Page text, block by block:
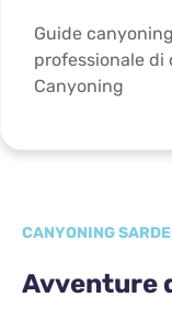
Guide
professionale di
Canyoning
CANYONING
Avventure